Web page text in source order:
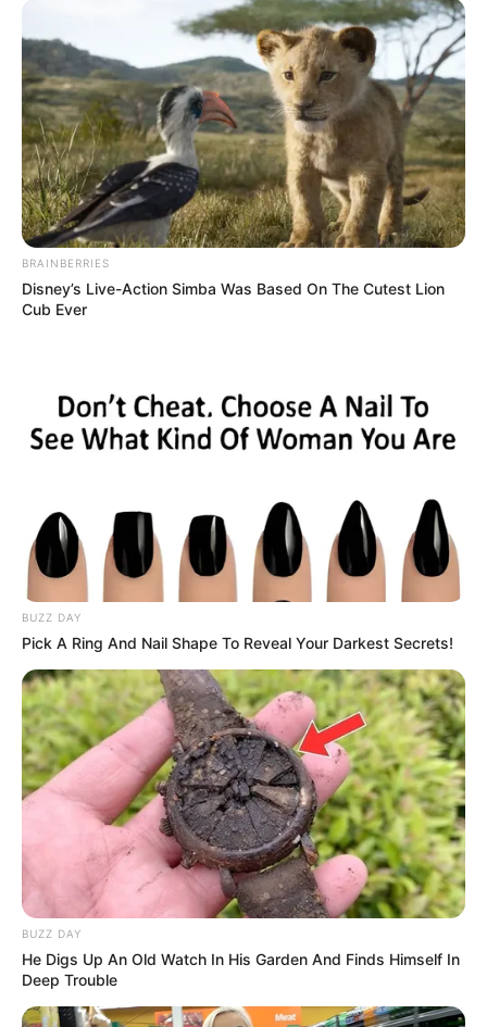
BRAINBERRIES
Disney’s Live-Action Simba Was Based On The Cutest Lion
Cub Ever
BUZZ DAY
Pick A Ring And Nail Shape To Reveal Your Darkest Secrets!
BUZZ DAY
He Digs Up An Old Watch In His Garden And Finds Himself In
Deep Trouble